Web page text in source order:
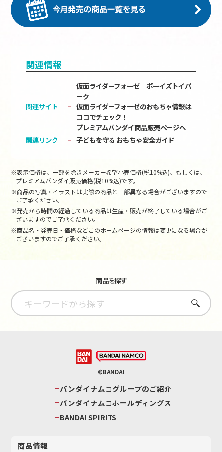
関連情報
関連サイト
仮面ライダーフォーゼ｜ボーイズトイパ
ーク
仮面ライダーフォーゼのおもちゃ情報は
ココでチェック！
プレミアムバンダイ商品販売ページへ
関連リンク
子どもを守る おもちゃ安全ガイド
※表示価格は、一部を除きメーカー希望小売価格(税10%込)、もしくは、
プレミアムバンダイ販売価格(税10%込)です。
※商品の写真・イラストは実際の商品と一部異なる場合がございますので
ご了承ください。
※発売から時間の経過している商品は生産・販売が終了している場合がご
ざいますのでご了承ください。
※商品名・発売日・価格などこのホームページの情報は変更になる場合が
ございますのでご了承ください。
商品を探す
さがす
©BANDAI
バンダイナムコグループのご紹介
バンダイナムコホールディングス
BANDAI SPIRITS
商品情報